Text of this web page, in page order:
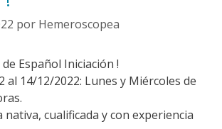
por Hemeroscopea
Español Iniciación !
al 14/12/2022: Lunes y Miércoles de
cualificada y con experiencia